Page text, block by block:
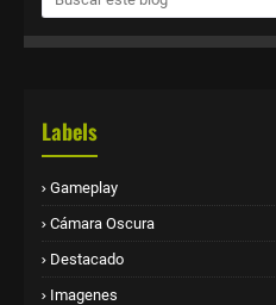
Labels
Gameplay
Cámara Oscura
Destacado
Imagenes